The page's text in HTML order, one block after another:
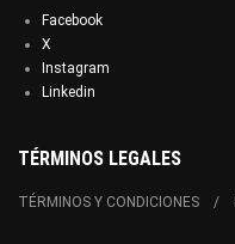
Facebook
X
Instagram
Linkedin
TÉRMINOS LEGALES
TÉRMINOS Y CONDICIONES